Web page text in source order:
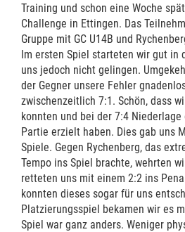
Training und schon eine Woche
Challenge in Ettingen. Das
Gruppe mit GC U14B und
Im ersten Spiel starteten wir gut in
uns jedoch nicht gelingen.
der Gegner unsere Fehler
zwischenzeitlich 7:1. Schön, dass
konnten und bei der 7:4
Partie erzielt haben. Dies gab uns
Spiele. Gegen Rychenberg, das
Tempo ins Spiel brachte, wehrten
retteten uns mit einem 2:2 ins
konnten dieses sogar für uns
Platzierungsspiel bekamen wir es
Spiel war ganz anders. Weniger